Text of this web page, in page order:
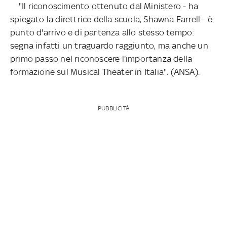
"Il riconoscimento ottenuto dal Ministero - ha
spiegato la direttrice della scuola, Shawna Farrell - è
punto d'arrivo e di partenza allo stesso tempo:
segna infatti un traguardo raggiunto, ma anche un
primo passo nel riconoscere l'importanza della
formazione sul Musical Theater in Italia". (ANSA).
PUBBLICITÀ